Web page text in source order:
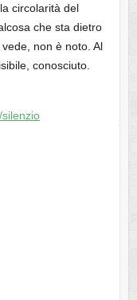
circolarità del
che sta dietro
non è noto. Al
conosciuto.